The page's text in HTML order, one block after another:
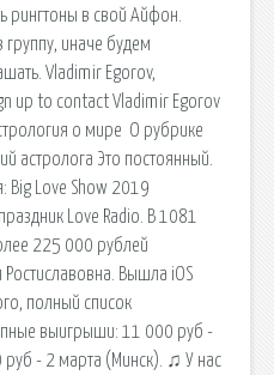
рингтоны в свой Айфон.
группу, иначе будем
Vladimir Egorov,
up to contact Vladimir Egorov
о мире О рубрике
астролога Это постоянный.
Big Love Show 2019
Love Radio. В 1081
225 000 рублей
Ростиславовна. Вышла iOS
полный список
выигрыши: 11 000 руб -
- 2 марта (Минск). ♫ У нас